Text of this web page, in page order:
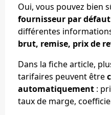
Oui, vous pouvez bien
fournisseur par défaut
différentes
brut, remise, prix de
Dans la fiche article,
tarifaires peuvent être
automatiquement :
taux de marge,